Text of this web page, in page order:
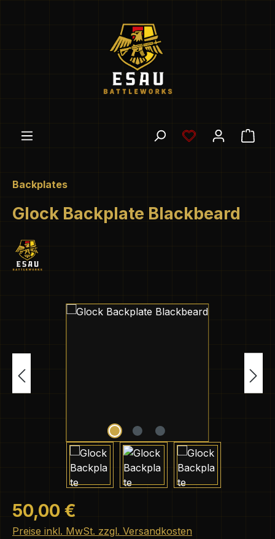
Du hast 0
Backplates
Glock Backplate Blackbeard
Bildergalerie überspringen
Regulärer Preis:
50,00 €
Preise inkl. MwSt. zzgl. Versandkosten